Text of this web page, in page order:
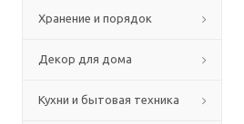
Хранение и порядок
Декор для дома
Кухни и бытовая техника